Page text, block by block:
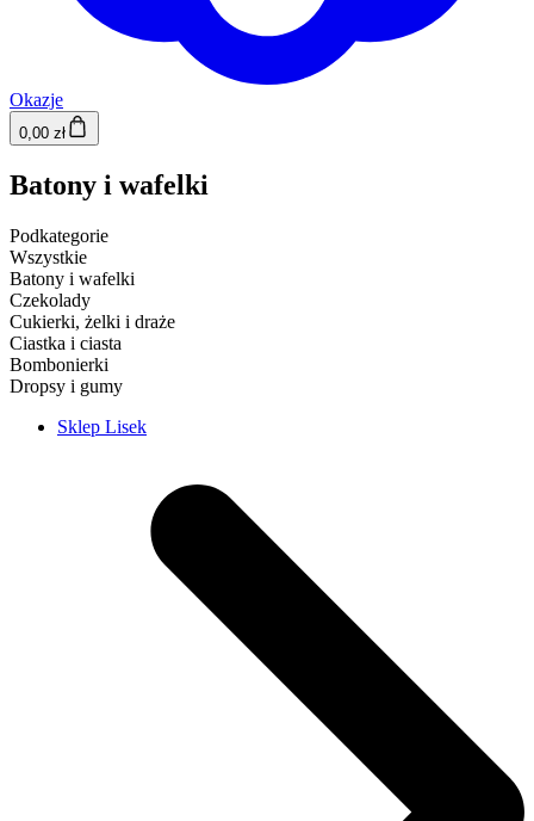
Okazje
0,00 zł
Batony i wafelki
Podkategorie
Wszystkie
Batony i wafelki
Czekolady
Cukierki, żelki i draże
Ciastka i ciasta
Bombonierki
Dropsy i gumy
Sklep Lisek